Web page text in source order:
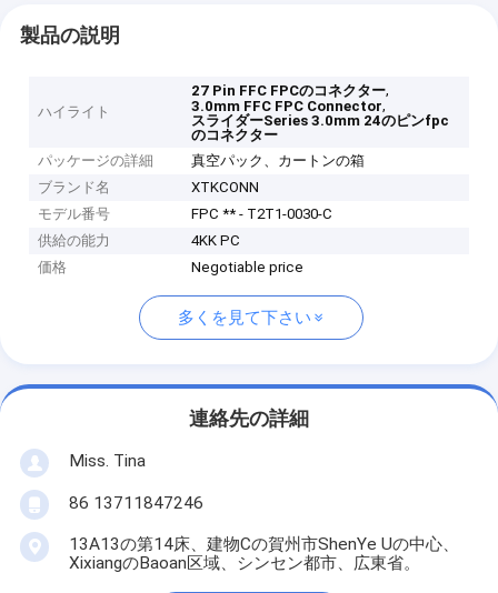
製品の説明
ハイライト
27 Pin FFC FPCのコネクター,
3.0mm FFC FPC Connector,
スライダーSeries 3.0mm 24のピンfpc
のコネクター
パッケージの詳細
真空パック、カートンの箱
ブランド名
XTKCONN
モデル番号
FPC ** - T2T1-0030-C
供給の能力
4KK PC
価格
Negotiable price
多くを見て下さい
連絡先の詳細
Miss. Tina
86 13711847246
13A13の第14床、建物Cの賀州市ShenYe Uの中心、
XixiangのBaoan区域、シンセン都市、広東省。